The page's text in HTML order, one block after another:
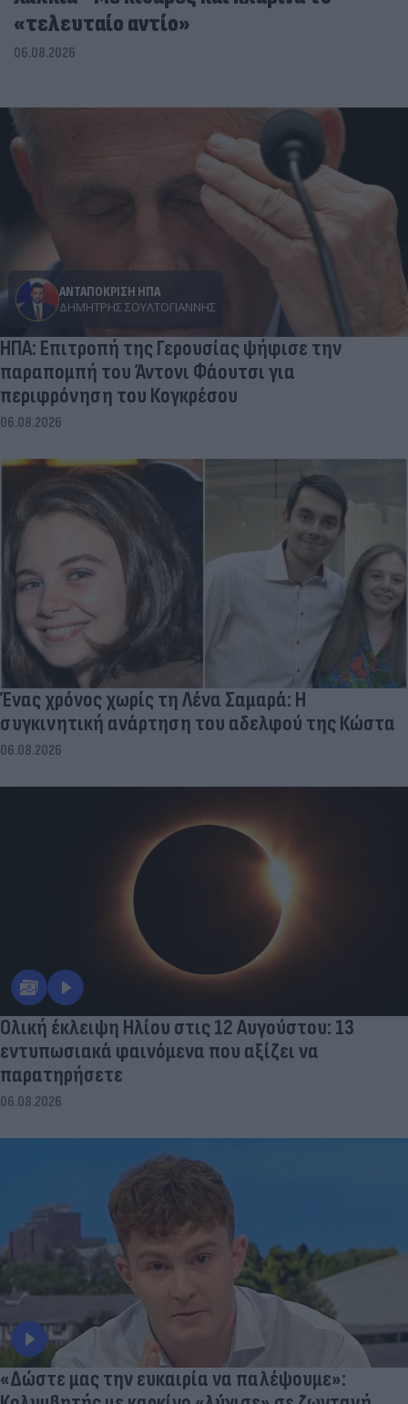
«τελευταίο αντίο»
06.08.2026
ΑΝΤΑΠΟΚΡΙΣΗ ΗΠΑ
ΔΗΜΉΤΡΗΣ ΣΟΥΛΤΟΓΙΆΝΝΗΣ
ΗΠΑ: Επιτροπή της Γερουσίας ψήφισε την
παραπομπή του Άντονι Φάουτσι για
περιφρόνηση του Κογκρέσου
06.08.2026
Ένας χρόνος χωρίς τη Λένα Σαμαρά: Η
συγκινητική ανάρτηση του αδελφού της Κώστα
06.08.2026
Ολική έκλειψη Ηλίου στις 12 Αυγούστου: 13
εντυπωσιακά φαινόμενα που αξίζει να
παρατηρήσετε
06.08.2026
«Δώστε μας την ευκαιρία να παλέψουμε»: